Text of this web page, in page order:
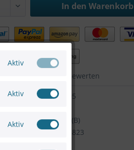
In den Warenkorb
Bewerten
75665310895
Nr:
DS-6908UDI(B)
6941264058823
Aktiv
Aktiv
Aktiv